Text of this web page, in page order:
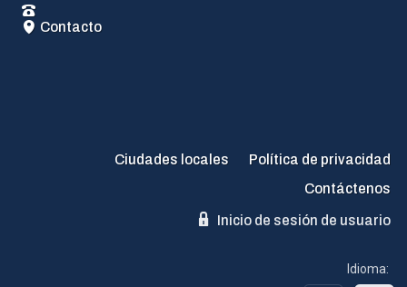
Contacto
Ciudades locales
Política de privacidad
Contáctenos
Inicio de sesión de usuario
Idioma: